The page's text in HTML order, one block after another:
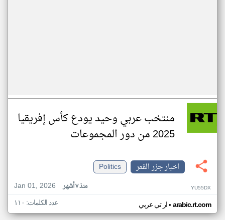
منتخب عربي وحيد يودع كأس إفريقيا
2025 من دور المجموعات
اخبار جزر القمر
Politics
Jan 01, 2026
منذ ٧ أشهر YU55DX
ار تي عربي• arabic.rt.com عدد الكلمات: ١١٠